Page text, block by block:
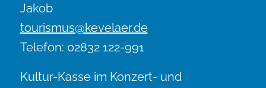
Jakob
tourismus@kevelaer.de
Telefon: 02832 122-991
Kultur-Kasse im Konzert- und